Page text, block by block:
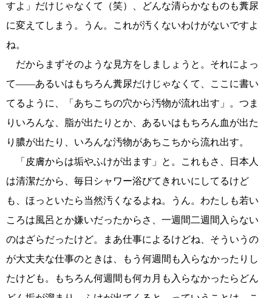
すよ」だけじゃなくて（笑）、どんな清らかなものも糞尿
に変えてしまう。うん。これが汚くないわけがないですよ
ね。
だからまずそのような見方をしましょうと。それによっ
て――あるいはもちろん糞尿だけじゃなくて、ここに書い
てるように、「あちこちの穴から汚物が流れ出す」。つま
りいろんな、脂が出たりとか、あるいはもちろん血が出た
り膿が出たり、いろんな汚物があちこちから流れ出す。
「皮膚からは垢やふけが出ます」と。これもさ、日本人
は清潔だから、毎日シャワー浴びてきれいにしてるけど
も、ほっといたら当然汚くなるよね。うん。わたしも若い
ころは風呂とか嫌いだったからさ、一週間二週間入らない
のはざらだったけど。まあ仕事によるけどね、そういうの
が大丈夫な仕事のときは、もう何週間も入らなかったりし
たけども。もちろん何週間も何カ月も入らなかったらどん